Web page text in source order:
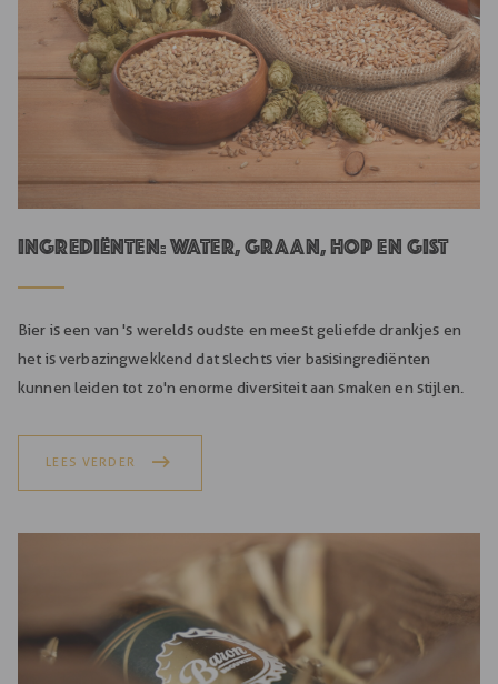
Ingrediënten: water, graan, hop en gist
Bier is een van 's werelds oudste en meest geliefde drankjes en
het is verbazingwekkend dat slechts vier basisingrediënten
kunnen leiden tot zo'n enorme diversiteit aan smaken en stijlen.
LEES VERDER